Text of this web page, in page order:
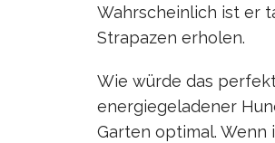
Wahrscheinlich ist er
Strapazen erholen.
Wie würde das
energiegeladener
Garten optimal. Wenn